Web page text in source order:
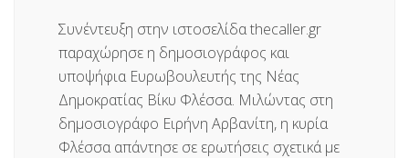
Συνέντευξη στην ιστοσελίδα thecaller.gr
παραχώρησε η δημοσιογράφος και
υποψήφια Ευρωβουλευτής της Νέας
Δημοκρατίας Βίκυ Φλέσσα. Μιλώντας στη
δημοσιογράφο Ειρήνη Αρβανίτη, η κυρία
Φλέσσα απάντησε σε ερωτήσεις σχετικά με